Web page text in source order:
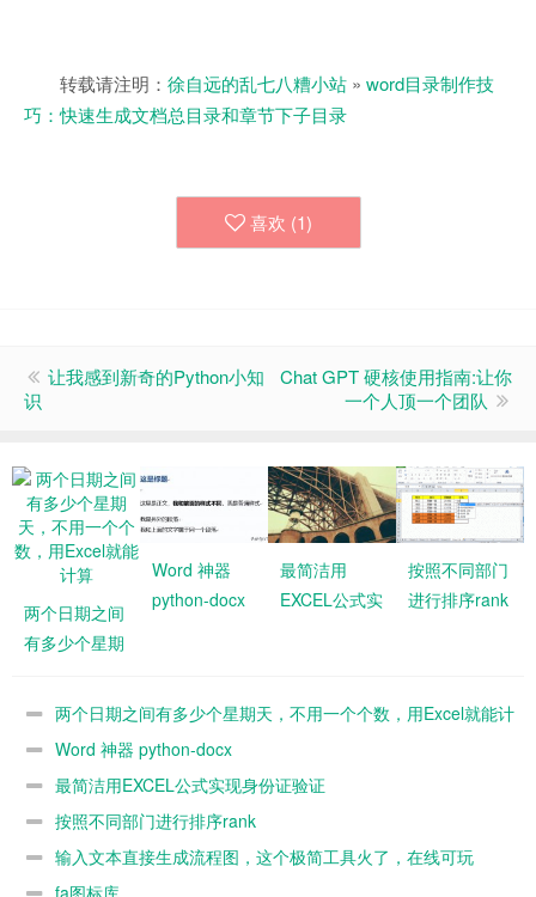
转载请注明： 徐自远的乱七八糟小站 » word目录制作技
巧：快速生成文档总目录和章节下子目录
喜欢 (1)
让我感到新奇的Python小知
识
Chat GPT 硬核使用指南:让你
一个人顶一个团队
两个日期之间
有多少个星期
个数，用
Word 神器
python-docx
最简洁用
EXCEL公式实
按照不同部门
进行排序rank
两个日期之间有多少个星期天，不用一个个数，用Excel就能计
算 Word 神器 python-docx
最简洁用EXCEL公式实现身份证验证
按照不同部门进行排序rank
输入文本直接生成流程图，这个极简工具火了，在线可玩